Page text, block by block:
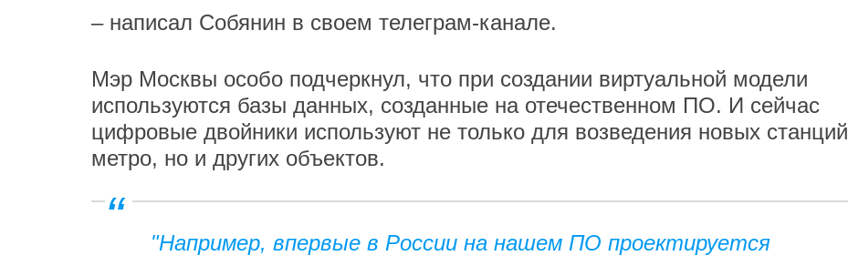
– написал Собянин в своем телеграм-канале.
Мэр Москвы особо подчеркнул, что при создании виртуальной модели
используются базы данных, созданные на отечественном ПО. И сейчас
цифровые двойники используют не только для возведения новых станций
метро, но и других объектов.
"Например, впервые в России на нашем ПО проектируется